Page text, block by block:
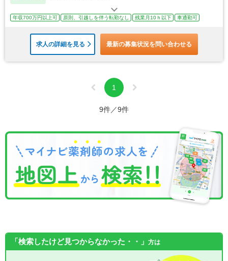
年収700万円以上可 原則、引越しを伴う転勤なし 残業月10ｈ以下 車通勤可
求人の詳細を見る 最新の募集状況を問い合わせる
1
9件／9件
「検索したけど見つからなかった・・」 方は